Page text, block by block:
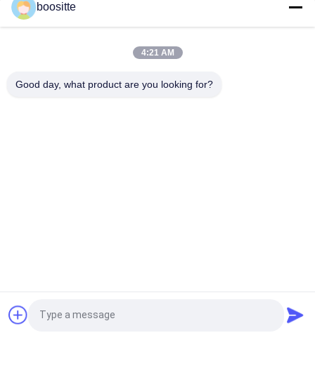
PC400-7 PC400-8 PC450-7 PC450-8 হাইড্রোলিক পাম্প এক্সক্যাভেটর অংশ
708-2H-00451 708-2H-00450 দীর্ঘস্থায়ী
9197338 9227923
খননকারী নিয়ন্ত্রণ ভালভ
boositte
4:21 AM
Good day, what product are you looking for?